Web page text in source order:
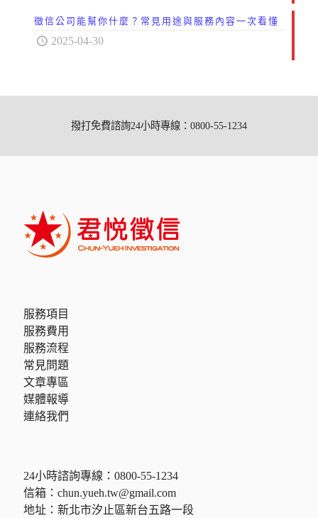
徵信公司能幫你什麼？常見用途與服務內容一次看懂
2025-04-30
撥打免費諮詢24小時專線：0800-55-1234
服務項目
服務費用
服務流程
常見問題
文章專區
媒體報導
連絡我們
24小時諮詢專線： 0800-55-1234
信箱： chun.yueh.tw@gmail.com
地址：新北市汐止區新台五路一段